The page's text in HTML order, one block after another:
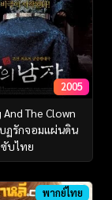
2005
And The Clown
ฏรักจอมแผ่นดิน
ซับไทย
พากย์ไทย